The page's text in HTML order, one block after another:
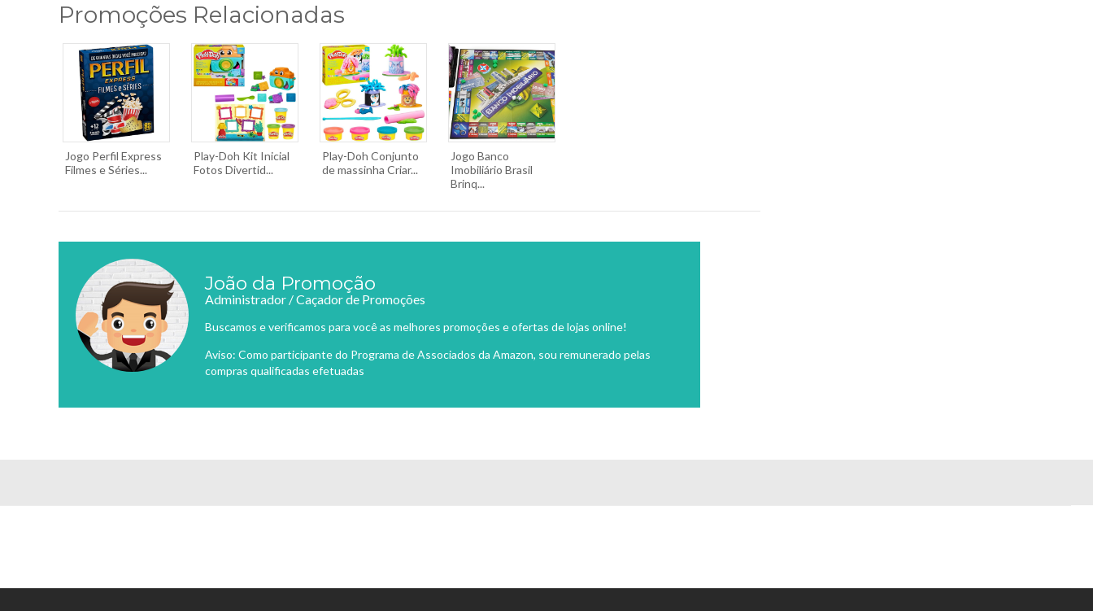
Promoções Relacionadas
Jogo Perfil Express
Filmes e Séries...
Play-Doh Kit Inicial
Fotos Divertid...
Play-Doh Conjunto
de massinha Criar...
Jogo Banco
Imobiliário Brasil
Brinq...
João da Promoção
Administrador / Caçador de Promoções
Buscamos e verificamos para você as melhores promoções e ofertas de lojas online!
Aviso: Como participante do Programa de Associados da Amazon, sou remunerado pelas
compras qualificadas efetuadas